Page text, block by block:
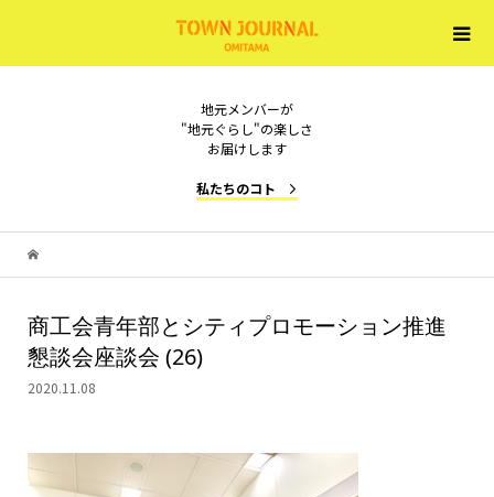
地元メンバーが
"地元ぐらし"の楽しさ
お届けします
私たちのコト
商工会青年部とシティプロモーション推進
懇談会座談会 (26)
2020.11.08